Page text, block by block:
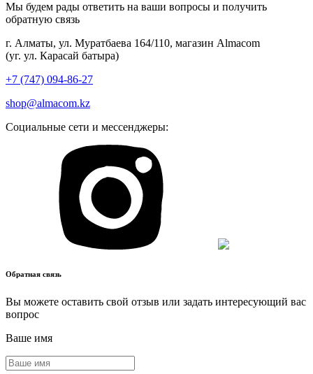
Мы будем рады ответить на ваши вопросы и получить
обратную связь
г. Алматы, ул. Муратбаева 164/110, магазин Almacom
(уг. ул. Карасай батыра)
+7 (747) 094-86-27
shop@almacom.kz
Социальные сети и мессенджеры:
Обратная связь
Вы можете оставить свой отзыв или задать интересующий вас
вопрос
Ваше имя